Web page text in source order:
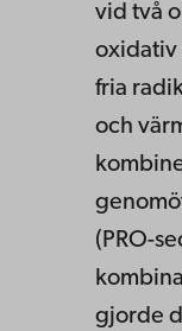
vid två
oxidativ
fria
och
(PRO-
gjorde